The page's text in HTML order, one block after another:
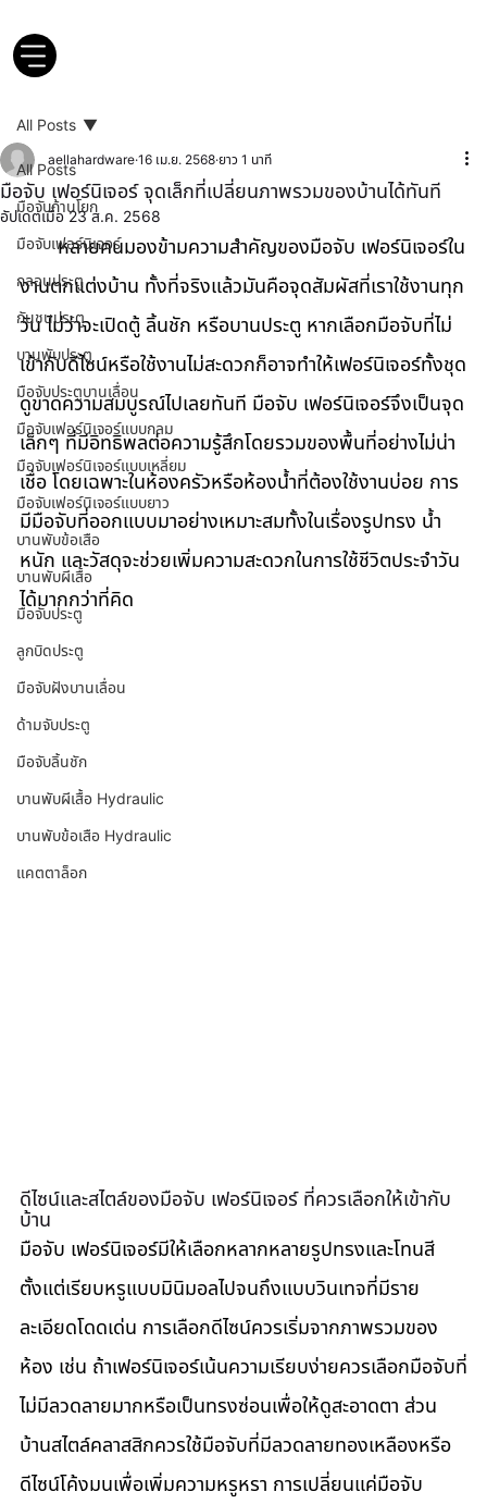
All Posts
มือจับก้านโยก
มือจับเฟอร์นิเจอร์
กลอนประตู
กันชนประตู
บานพับประตู
มือจับประตูบานเลื่อน
มือจับเฟอร์นิเจอร์แบบกลม
มือจับเฟอร์นิเจอร์แบบเหลี่ยม
มือจับเฟอร์นิเจอร์แบบยาว
บานพับข้อเสือ
บานพับผีเสื้อ
มือจับประตู
ลูกบิดประตู
มือจับฝังบานเลื่อน
ด้ามจับประตู
มือจับลิ้นชัก
บานพับผีเสื้อ Hydraulic
บานพับข้อเสือ Hydraulic
แคตตาล็อก
All Posts
มือจับ เฟอร์นิเจอร์ จุดเล็กที่เปลี่ยนภาพรวมของบ้านได้ทันที
aellahardware 16 เม.ย. 2568 ยาว 1 นาที
อัปเดตเมื่อ23 ส.ค. 2568
       หลายคนมองข้ามความสำคัญของมือจับ เฟอร์นิเจอร์ใน
งานตกแต่งบ้าน ทั้งที่จริงแล้วมันคือจุดสัมผัสที่เราใช้งานทุก
วัน ไม่ว่าจะเปิดตู้ ลิ้นชัก หรือบานประตู หากเลือกมือจับที่ไม่
เข้ากับดีไซน์หรือใช้งานไม่สะดวกก็อาจทำให้เฟอร์นิเจอร์ทั้งชุด
ดูขาดความสมบูรณ์ไปเลยทันที มือจับ เฟอร์นิเจอร์จึงเป็นจุด
เล็กๆ ที่มีอิทธิพลต่อความรู้สึกโดยรวมของพื้นที่อย่างไม่น่า
เชื่อ โดยเฉพาะในห้องครัวหรือห้องน้ำที่ต้องใช้งานบ่อย การ
มีมือจับที่ออกแบบมาอย่างเหมาะสมทั้งในเรื่องรูปทรง น้ำ
หนัก และวัสดุจะช่วยเพิ่มความสะดวกในการใช้ชีวิตประจำวัน
ได้มากกว่าที่คิด
ดีไซน์และสไตล์ของมือจับ เฟอร์นิเจอร์ ที่ควรเลือกให้เข้ากับ
บ้าน
มือจับ เฟอร์นิเจอร์มีให้เลือกหลากหลายรูปทรงและโทนสี
ตั้งแต่เรียบหรูแบบมินิมอลไปจนถึงแบบวินเทจที่มีราย
ละเอียดโดดเด่น การเลือกดีไซน์ควรเริ่มจากภาพรวมของ
ห้อง เช่น ถ้าเฟอร์นิเจอร์เน้นความเรียบง่ายควรเลือกมือจับที่
ไม่มีลวดลายมากหรือเป็นทรงซ่อนเพื่อให้ดูสะอาดตา ส่วน
บ้านสไตล์คลาสสิกควรใช้มือจับที่มีลวดลายทองเหลืองหรือ
ดีไซน์โค้งมนเพื่อเพิ่มความหรูหรา การเปลี่ยนแค่มือจับ